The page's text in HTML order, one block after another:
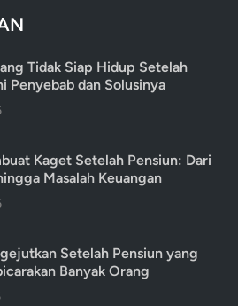
Tidak Siap Hidup Setelah
Penyebab dan Solusinya
Kaget Setelah Pensiun: Dari
Masalah Keuangan
Setelah Pensiun yang
Banyak Orang